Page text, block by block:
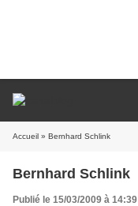
Accueil » Bernhard Schlink
Bernhard Schlink
Publié le 15/03/2009 à 14:39